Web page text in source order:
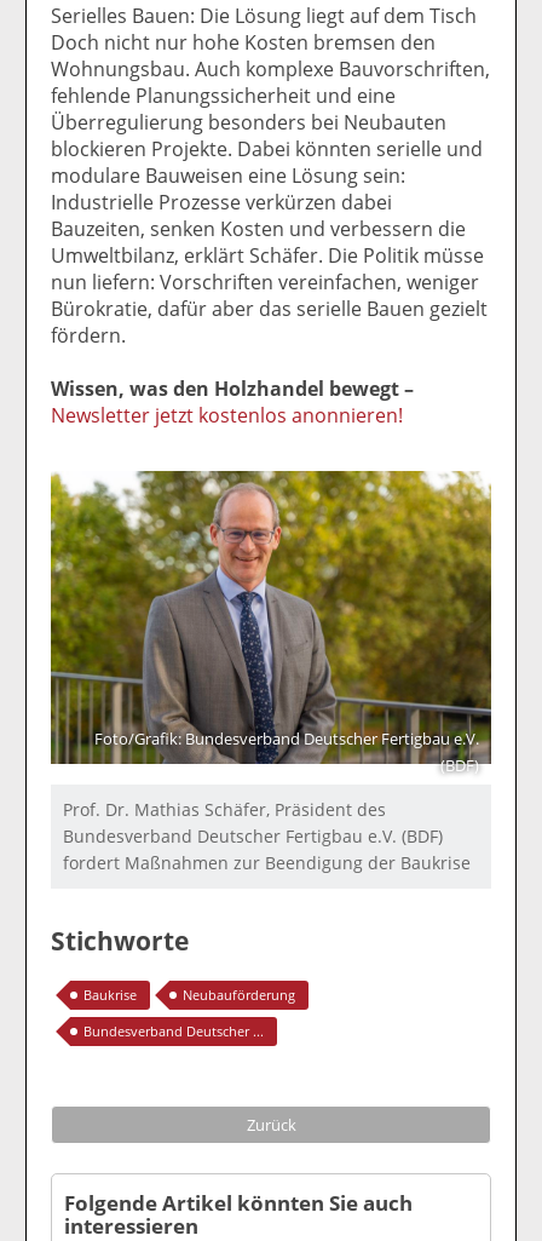
Serielles Bauen: Die Lösung liegt auf dem Tisch
Doch nicht nur hohe Kosten bremsen den
Wohnungsbau. Auch komplexe Bauvorschriften,
fehlende Planungssicherheit und eine
Überregulierung besonders bei Neubauten
blockieren Projekte. Dabei könnten serielle und
modulare Bauweisen eine Lösung sein:
Industrielle Prozesse verkürzen dabei
Bauzeiten, senken Kosten und verbessern die
Umweltbilanz, erklärt Schäfer. Die Politik müsse
nun liefern: Vorschriften vereinfachen, weniger
Bürokratie, dafür aber das serielle Bauen gezielt
fördern.
Wissen, was den Holzhandel bewegt –
Newsletter jetzt kostenlos anonnieren!
Foto/Grafik: Bundesverband Deutscher Fertigbau e.V.
(BDF)
Prof. Dr. Mathias Schäfer, Präsident des
Bundesverband Deutscher Fertigbau e.V. (BDF)
fordert Maßnahmen zur Beendigung der Baukrise
Stichworte
Baukrise
Neubauförderung
Bundesverband Deutscher ...
Zurück
Folgende Artikel könnten Sie auch
interessieren